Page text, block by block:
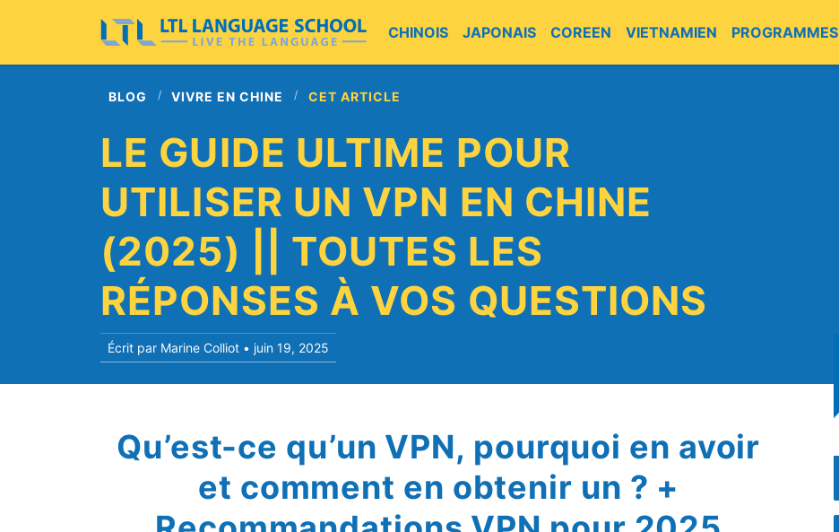
CHINOIS JAPONAIS COREEN VIETNAMIEN PROGRAMMES
BLOG VIVRE EN CHINE CET ARTICLE
LE GUIDE ULTIME POUR
UTILISER UN VPN EN CHINE
(2025) || TOUTES LES
RÉPONSES À VOS QUESTIONS
Écrit par Marine Colliot • juin 19, 2025
Qu’est-ce qu’un VPN, pourquoi en avoir
et comment en obtenir un ? +